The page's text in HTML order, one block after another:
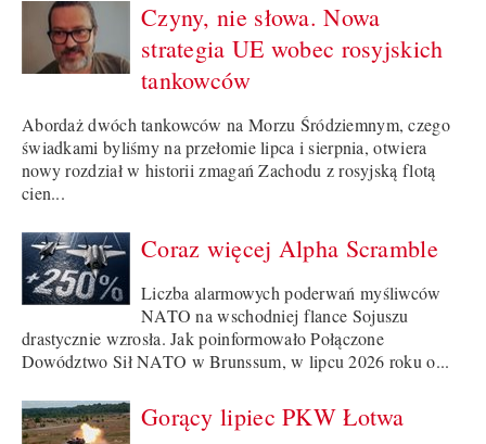
Czyny, nie słowa. Nowa
strategia UE wobec rosyjskich
tankowców
Abordaż dwóch tankowców na Morzu Śródziemnym, czego
świadkami byliśmy na przełomie lipca i sierpnia, otwiera
nowy rozdział w historii zmagań Zachodu z rosyjską flotą
cien...
Coraz więcej Alpha Scramble
Liczba alarmowych poderwań myśliwców
NATO na wschodniej flance Sojuszu
drastycznie wzrosła. Jak poinformowało Połączone
Dowództwo Sił NATO w Brunssum, w lipcu 2026 roku o...
Gorący lipiec PKW Łotwa